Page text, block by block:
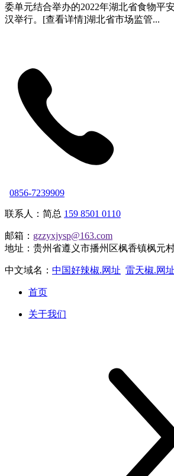
委单元结合举办的2022年湖北省食物平
汉举行。[查看详情]湖北省市场监管...
0856-7239909
联系人：简总 159 8501 0110
邮箱： gzzyxjysp@163.com
地址：贵州省遵义市播州区枫香镇枫元
中文域名： 中国好辣椒.网址 雷天椒.网址
首页
关于我们